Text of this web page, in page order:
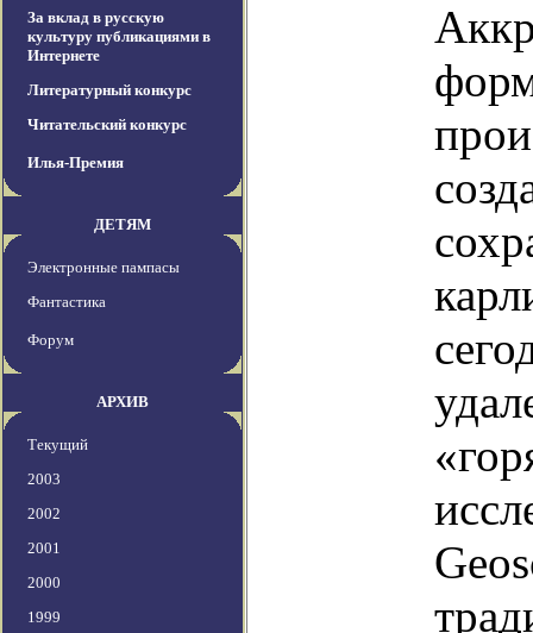
За вклад в русскую
культуру публикациями в
Интернете
Литературный конкурс
Читательский конкурс
Илья-Премия
ДЕТЯМ
Электронные пампасы
Фантастика
Форум
АРХИВ
Текущий
2003
2002
2001
2000
1999